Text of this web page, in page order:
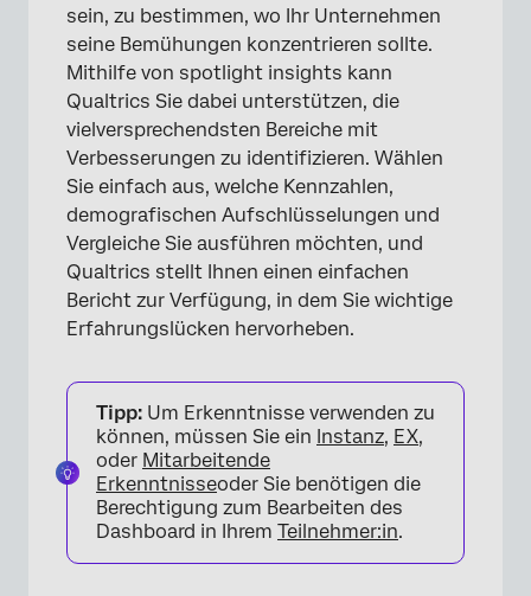
sein, zu bestimmen, wo Ihr Unternehmen
seine Bemühungen konzentrieren sollte.
Mithilfe von spotlight insights kann
Qualtrics Sie dabei unterstützen, die
vielversprechendsten Bereiche mit
Verbesserungen zu identifizieren. Wählen
Sie einfach aus, welche Kennzahlen,
demografischen Aufschlüsselungen und
Vergleiche Sie ausführen möchten, und
Qualtrics stellt Ihnen einen einfachen
Bericht zur Verfügung, in dem Sie wichtige
Erfahrungslücken hervorheben.
Tipp: Um Erkenntnisse verwenden zu
können, müssen Sie ein Instanz, EX,
oder Mitarbeitende
Erkenntnisseoder Sie benötigen die
Berechtigung zum Bearbeiten des
Dashboard in Ihrem Teilnehmer:in.